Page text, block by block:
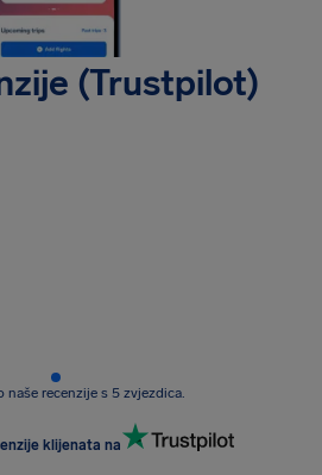
(Trustpilot)
naše recenzije s 5 zvjezdica.
klijenata na